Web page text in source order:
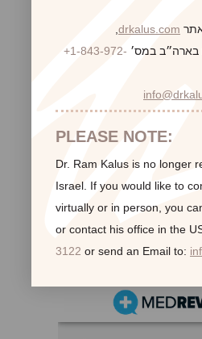
drkalus.com
בארה״ב במס׳ +1-843-972-
PLEASE NOTE:
Dr. Ram Kalus is no longer
Israel. If you would like to
virtually or in person, you
or contact his office in the
3122 or send an Email to: